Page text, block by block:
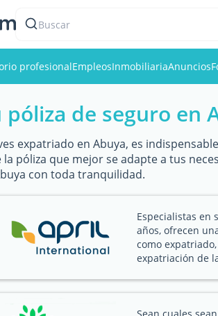
Buscar
profesionalEmpleosInmobiliariaAnuncios
póliza de seguro en
expatriado en Abuya, es
la póliza que mejor se adapte a tus
con toda tranquilidad.
Especialistas en
años, ofrecen
como
expatriación de